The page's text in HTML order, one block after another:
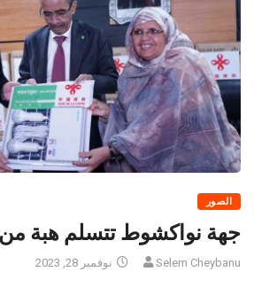
الصور
جهة نواكشوط تتسلم هبة من
Selem Cheybanu نوفمبر 28, 2023